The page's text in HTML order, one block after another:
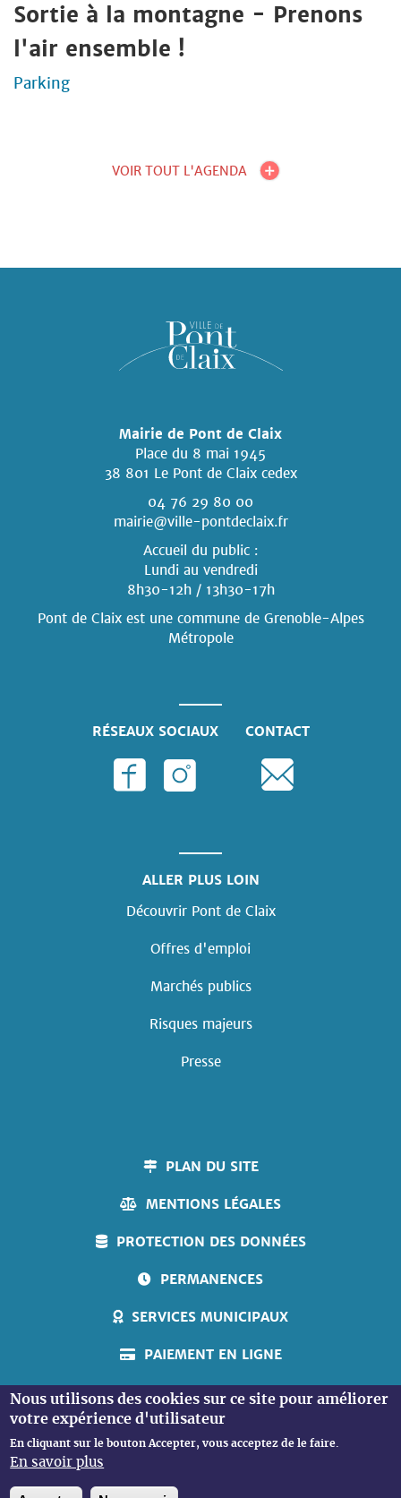
Sortie à la montagne - Prenons
l'air ensemble !
Parking
VOIR TOUT L'AGENDA
Mairie de Pont de Claix
Place du 8 mai 1945
38 801 Le Pont de Claix cedex
04 76 29 80 00
mairie@ville-pontdeclaix.fr
Accueil du public :
Lundi au vendredi
8h30-12h / 13h30-17h
Pont de Claix est une commune de Grenoble-Alpes
Métropole
RÉSEAUX SOCIAUX CONTACT
ALLER PLUS LOIN
Découvrir Pont de Claix
Offres d'emploi
Marchés publics
Risques majeurs
Presse
PLAN DU SITE
MENTIONS LÉGALES
PROTECTION DES DONNÉES
PERMANENCES
SERVICES MUNICIPAUX
PAIEMENT EN LIGNE
ACCUEIL PERSONNES SOURDES
Nous utilisons des cookies sur ce site pour améliorer
votre expérience d'utilisateur
En cliquant sur le bouton Accepter, vous acceptez de le faire.
En savoir plus